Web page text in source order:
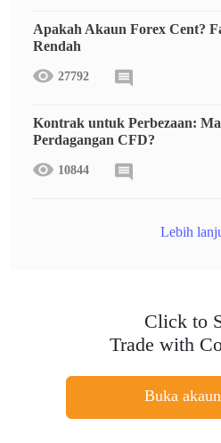
Apakah Akaun Forex Cent?
Rendah
27792
Kontrak untuk Perbezaan:
Perdagangan CFD?
10844
Lebih
Click to
Trade with
Buka